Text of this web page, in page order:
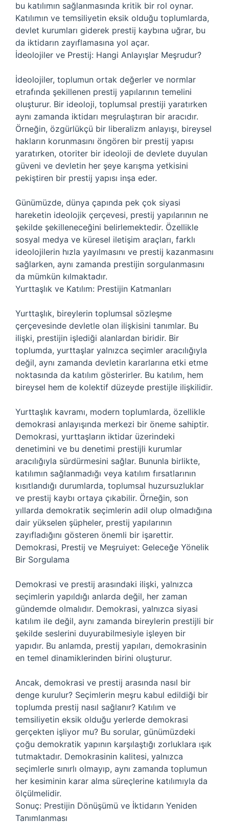
bu katılımın sağlanmasında kritik bir rol oynar.
Katılımın ve temsiliyetin eksik olduğu toplumlarda,
devlet kurumları giderek prestij kaybına uğrar, bu
da iktidarın zayıflamasına yol açar.
İdeolojiler ve Prestij: Hangi Anlayışlar Meşrudur?
İdeolojiler, toplumun ortak değerler ve normlar
etrafında şekillenen prestij yapılarının temelini
oluşturur. Bir ideoloji, toplumsal prestiji yaratırken
aynı zamanda iktidarı meşrulaştıran bir aracıdır.
Örneğin, özgürlükçü bir liberalizm anlayışı, bireysel
hakların korunmasını öngören bir prestij yapısı
yaratırken, otoriter bir ideoloji de devlete duyulan
güveni ve devletin her şeye karışma yetkisini
pekiştiren bir prestij yapısı inşa eder.
Günümüzde, dünya çapında pek çok siyasi
hareketin ideolojik çerçevesi, prestij yapılarının ne
şekilde şekilleneceğini belirlemektedir. Özellikle
sosyal medya ve küresel iletişim araçları, farklı
ideolojilerin hızla yayılmasını ve prestij kazanmasını
sağlarken, aynı zamanda prestijin sorgulanmasını
da mümkün kılmaktadır.
Yurttaşlık ve Katılım: Prestijin Katmanları
Yurttaşlık, bireylerin toplumsal sözleşme
çerçevesinde devletle olan ilişkisini tanımlar. Bu
ilişki, prestijin işlediği alanlardan biridir. Bir
toplumda, yurttaşlar yalnızca seçimler aracılığıyla
değil, aynı zamanda devletin kararlarına etki etme
noktasında da katılım gösterirler. Bu katılım, hem
bireysel hem de kolektif düzeyde prestijle ilişkilidir.
Yurttaşlık kavramı, modern toplumlarda, özellikle
demokrasi anlayışında merkezi bir öneme sahiptir.
Demokrasi, yurttaşların iktidar üzerindeki
denetimini ve bu denetimi prestijli kurumlar
aracılığıyla sürdürmesini sağlar. Bununla birlikte,
katılımın sağlanmadığı veya katılım fırsatlarının
kısıtlandığı durumlarda, toplumsal huzursuzluklar
ve prestij kaybı ortaya çıkabilir. Örneğin, son
yıllarda demokratik seçimlerin adil olup olmadığına
dair yükselen şüpheler, prestij yapılarının
zayıfladığını gösteren önemli bir işarettir.
Demokrasi, Prestij ve Meşruiyet: Geleceğe Yönelik
Bir Sorgulama
Demokrasi ve prestij arasındaki ilişki, yalnızca
seçimlerin yapıldığı anlarda değil, her zaman
gündemde olmalıdır. Demokrasi, yalnızca siyasi
katılım ile değil, aynı zamanda bireylerin prestijli bir
şekilde seslerini duyurabilmesiyle işleyen bir
yapıdır. Bu anlamda, prestij yapıları, demokrasinin
en temel dinamiklerinden birini oluşturur.
Ancak, demokrasi ve prestij arasında nasıl bir
denge kurulur? Seçimlerin meşru kabul edildiği bir
toplumda prestij nasıl sağlanır? Katılım ve
temsiliyetin eksik olduğu yerlerde demokrasi
gerçekten işliyor mu? Bu sorular, günümüzdeki
çoğu demokratik yapının karşılaştığı zorluklara ışık
tutmaktadır. Demokrasinin kalitesi, yalnızca
seçimlerle sınırlı olmayıp, aynı zamanda toplumun
her kesiminin karar alma süreçlerine katılımıyla da
ölçülmelidir.
Sonuç: Prestijin Dönüşümü ve İktidarın Yeniden
Tanımlanması